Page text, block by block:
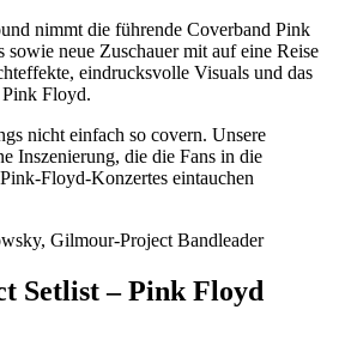
nimmt die führende Coverband Pink
sowie neue Zuschauer mit auf eine Reise
eindrucksvolle Visuals und das
Floyd.
nicht einfach so covern. Unsere
Inszenierung, die die Fans in die
Floyd-Konzertes eintauchen
Gilmour-Project Bandleader
Setlist – Pink Floyd